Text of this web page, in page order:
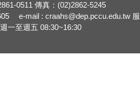
0511 傳真：(02)2862-5245
e-mail : craahs@dep.pccu.edu.tw 服
一至週五 08:30~16:30